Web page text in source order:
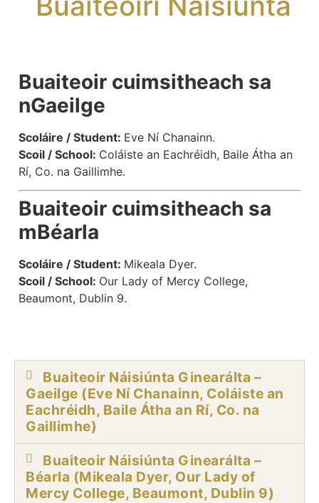
Buaiteoir cuimsitheach sa
nGaeilge
Scoláire / Student: Eve Ní Chanainn.
Scoil / School: Coláiste an Eachréidh, Baile Átha an
Rí, Co. na Gaillimhe.
Buaiteoir cuimsitheach sa
mBéarla
Scoláire / Student: Mikeala Dyer.
Scoil / School: Our Lady of Mercy College,
Beaumont, Dublin 9.
Buaiteoir Náisiúnta Ginearálta –
Gaeilge (Eve Ní Chanainn, Coláiste an
Eachréidh, Baile Átha an Rí, Co. na
Gaillimhe)
Buaiteoir Náisiúnta Ginearálta –
Béarla (Mikeala Dyer, Our Lady of
Mercy College, Beaumont, Dublin 9)